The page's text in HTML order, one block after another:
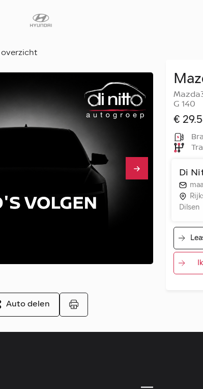
Diensten
Faq
Fleet
Autoverhuur
Werkplaats
Contact
overzicht
Auto delen
G 140
€
Di
Dilsen